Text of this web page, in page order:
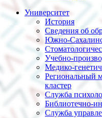
Университет
История
Сведения об
Южно-
Учебно-
Медико-
Региональный
кластер
Служба
Библиотечно-
Служба